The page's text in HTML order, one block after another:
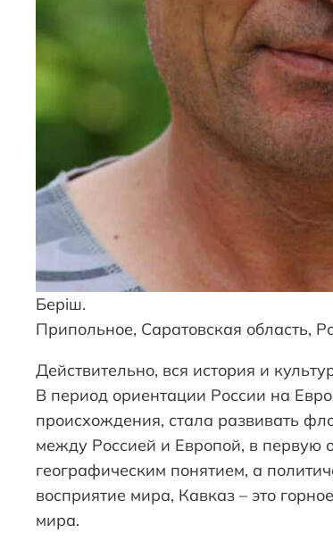
Берiш.
Припольное, Саратовская область,
Действительно, вся история и
В период ориентации России на
происхождения, стала развивать
между Россией и Европой, в первую
географическим понятием, а
восприятие мира, Кавказ – это
мира.